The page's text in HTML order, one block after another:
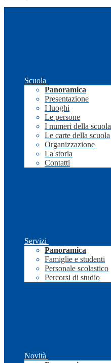
Scuola
Panoramica
Presentazione
I luoghi
Le persone
I numeri della scuola
Le carte della scuola
Organizzazione
La storia
Contatti
Servizi
Panoramica
Famiglie e studenti
Personale scolastico
Percorsi di studio
Novità